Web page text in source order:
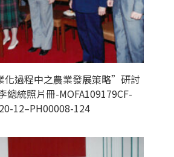
過程中之農業發展策略”研討
總統照片冊-MOFA109179CF-
12–PH00008-124